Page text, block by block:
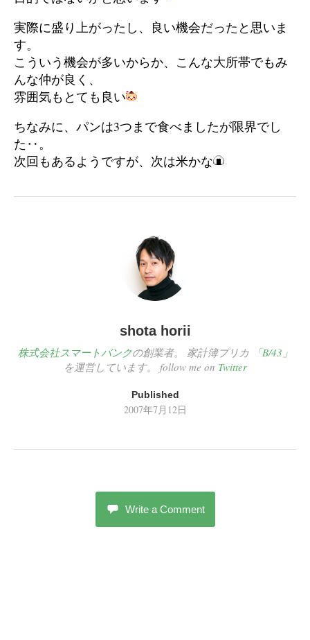
実際に盛り上がったし、良い機会だったと思いま
す。
こういう機会が多いからか、こんな大所帯でもみ
んな仲が良く、
雰囲気もとても良い
ちなみに、パンは3つまで食べましたが限界でし
た‥。
次回もあるようですが、次は米かな
shota horii
株式会社スマートバンクの創業者。 家計簿プリカ
「B/43」
を運営しています。 follow me on Twitter
Published
2007年7月12日
Write a Comment